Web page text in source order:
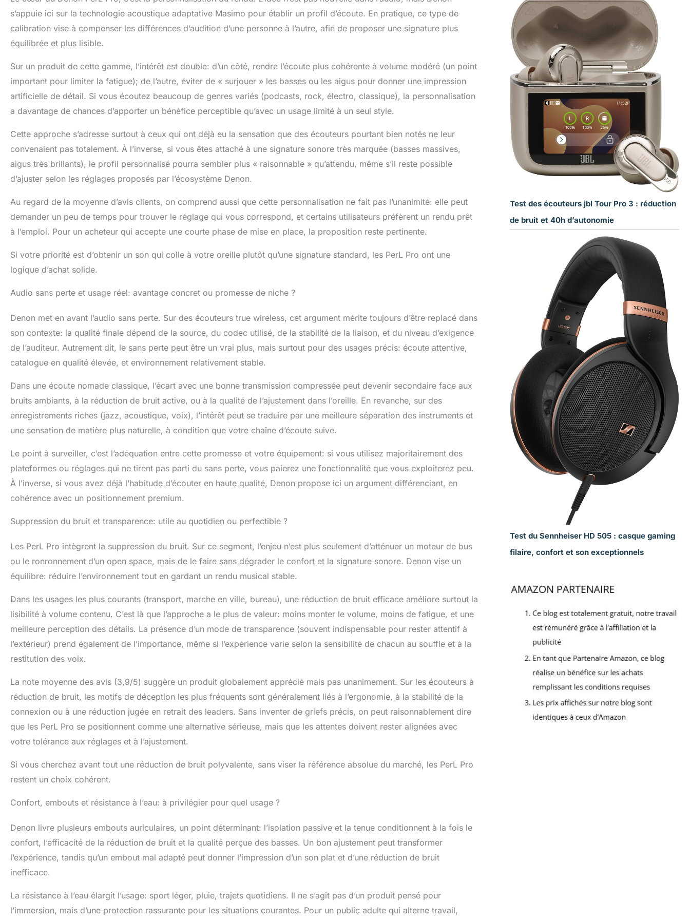
chargement sans fil, vos écouteurs sont toujours prêts à l'emploi. Appels
vocaux de premier ordre : avec Qualcomm aptX Voice pour les appels
vocaux à bande super large (32 kHz) et huit microphones pour la prise
personnalisez les commandes tactiles, sélectionnez la suppression du bruit
ou le mode social, et plus encore. Résistant aux intempéries et à la
transpiration : classé IPX4 pour résister à vos entraînements les plus difficiles
ou à vous faire prendre sous la pluie.
s’appuie ici sur la technologie acoustique adaptative Masimo pour établir un profil d’écoute. En pratique, ce type de
calibration vise à compenser les différences d’audition d’une personne à l’autre, afin de proposer une signature plus
équilibrée et plus lisible.
Sur un produit de cette gamme, l’intérêt est double: d’un côté, rendre l’écoute plus cohérente à volume modéré (un point
important pour limiter la fatigue); de l’autre, éviter de « surjouer » les basses ou les aigus pour donner une impression
artificielle de détail. Si vous écoutez beaucoup de genres variés (podcasts, rock, électro, classique), la personnalisation
a davantage de chances d’apporter un bénéfice perceptible qu’avec un usage limité à un seul style.
Cette approche s’adresse surtout à ceux qui ont déjà eu la sensation que des écouteurs pourtant bien notés ne leur
convenaient pas totalement. À l’inverse, si vous êtes attaché à une signature sonore très marquée (basses massives,
aigus très brillants), le profil personnalisé pourra sembler plus « raisonnable » qu’attendu, même s’il reste possible
d’ajuster selon les réglages proposés par l’écosystème Denon.
Au regard de la moyenne d’avis clients, on comprend aussi que cette personnalisation ne fait pas l’unanimité: elle peut
demander un peu de temps pour trouver le réglage qui vous correspond, et certains utilisateurs préfèrent un rendu prêt
à l’emploi. Pour un acheteur qui accepte une courte phase de mise en place, la proposition reste pertinente.
Si votre priorité est d’obtenir un son qui colle à votre oreille plutôt qu’une signature standard, les PerL Pro ont une
logique d’achat solide.
Audio sans perte et usage réel: avantage concret ou promesse de niche ?
Denon met en avant l’audio sans perte. Sur des écouteurs true wireless, cet argument mérite toujours d’être replacé dans
son contexte: la qualité finale dépend de la source, du codec utilisé, de la stabilité de la liaison, et du niveau d’exigence
de l’auditeur. Autrement dit, le sans perte peut être un vrai plus, mais surtout pour des usages précis: écoute attentive,
catalogue en qualité élevée, et environnement relativement stable.
Dans une écoute nomade classique, l’écart avec une bonne transmission compressée peut devenir secondaire face aux
bruits ambiants, à la réduction de bruit active, ou à la qualité de l’ajustement dans l’oreille. En revanche, sur des
enregistrements riches (jazz, acoustique, voix), l’intérêt peut se traduire par une meilleure séparation des instruments et
une sensation de matière plus naturelle, à condition que votre chaîne d’écoute suive.
Le point à surveiller, c’est l’adéquation entre cette promesse et votre équipement: si vous utilisez majoritairement des
plateformes ou réglages qui ne tirent pas parti du sans perte, vous paierez une fonctionnalité que vous exploiterez peu.
À l’inverse, si vous avez déjà l’habitude d’écouter en haute qualité, Denon propose ici un argument différenciant, en
cohérence avec un positionnement premium.
Suppression du bruit et transparence: utile au quotidien ou perfectible ?
Les PerL Pro intègrent la suppression du bruit. Sur ce segment, l’enjeu n’est plus seulement d’atténuer un moteur de bus
ou le ronronnement d’un open space, mais de le faire sans dégrader le confort et la signature sonore. Denon vise un
équilibre: réduire l’environnement tout en gardant un rendu musical stable.
Dans les usages les plus courants (transport, marche en ville, bureau), une réduction de bruit efficace améliore surtout la
lisibilité à volume contenu. C’est là que l’approche a le plus de valeur: moins monter le volume, moins de fatigue, et une
meilleure perception des détails. La présence d’un mode de transparence (souvent indispensable pour rester attentif à
l’extérieur) prend également de l’importance, même si l’expérience varie selon la sensibilité de chacun au souffle et à la
restitution des voix.
La note moyenne des avis (3,9/5) suggère un produit globalement apprécié mais pas unanimement. Sur les écouteurs à
réduction de bruit, les motifs de déception les plus fréquents sont généralement liés à l’ergonomie, à la stabilité de la
connexion ou à une réduction jugée en retrait des leaders. Sans inventer de griefs précis, on peut raisonnablement dire
que les PerL Pro se positionnent comme une alternative sérieuse, mais que les attentes doivent rester alignées avec
votre tolérance aux réglages et à l’ajustement.
Si vous cherchez avant tout une réduction de bruit polyvalente, sans viser la référence absolue du marché, les PerL Pro
restent un choix cohérent.
Confort, embouts et résistance à l’eau: à privilégier pour quel usage ?
Denon livre plusieurs embouts auriculaires, un point déterminant: l’isolation passive et la tenue conditionnent à la fois le
confort, l’efficacité de la réduction de bruit et la qualité perçue des basses. Un bon ajustement peut transformer
l’expérience, tandis qu’un embout mal adapté peut donner l’impression d’un son plat et d’une réduction de bruit
inefficace.
La résistance à l’eau élargit l’usage: sport léger, pluie, trajets quotidiens. Il ne s’agit pas d’un produit pensé pour
l’immersion, mais d’une protection rassurante pour les situations courantes. Pour un public adulte qui alterne travail,
Test des écouteurs jbl Tour Pro 3 : réduction
de bruit et 40h d’autonomie
Test du Sennheiser HD 505 : casque gaming
filaire, confort et son exceptionnels